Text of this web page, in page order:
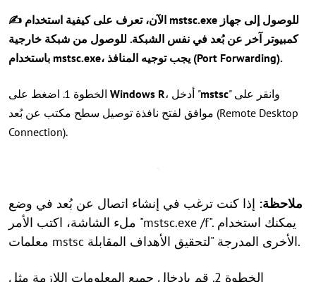
✍ الآن، تعرف على كيفية استخدام mstsc.exe للوصول إلى جهاز
كمبيوتر آخر عن بُعد في نفس الشبكة. للوصول من شبكة خارجية
باستخدام mstsc.exe، يجب توجيه المنافذ (Port Forwarding).
Windows R ، أدخل "mstsc" وانقر على
موافق لفتح نافذة توصيل سطح مكتب عن بُعد (Remote Desktop
Connection).
ملاحظة: إذا كنت ترغب في إنشاء اتصال عن بُعد في وضع
ملء الشاشة، اكتب الأمر "mstsc.exe /f". يمكنك استخدام
معلمات mstsc الأخرى المدرجة "لتحقيق الأهداف المقابلة.
الخطوة 2. قم بإدخال جميع المعلومات اللازمة مثل